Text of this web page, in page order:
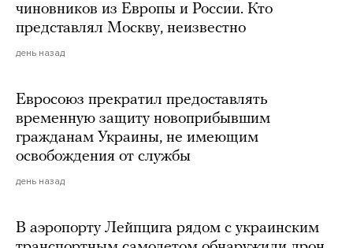
чиновников из Европы и России. Кто
представлял Москву, неизвестно
день назад
Евросоюз прекратил предоставлять
временную защиту новоприбывшим
гражданам Украины, не имеющим
освобождения от службы
день назад
В аэропорту Лейпцига рядом с украинским